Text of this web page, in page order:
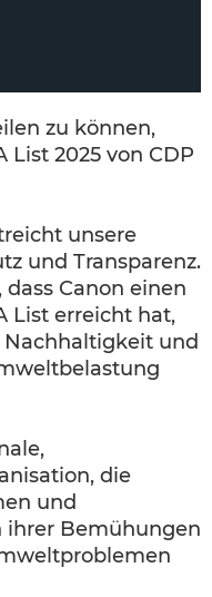
zu können,
List 2025 von CDP
unsere
und Transparenz.
dass Canon einen
List erreicht hat,
und
die
und
ihrer Bemühungen